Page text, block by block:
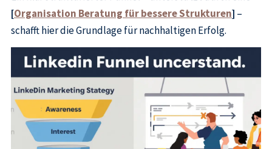
[Organisation Beratung für bessere Strukturen] –
schafft hier die Grundlage für nachhaltigen Erfolg.